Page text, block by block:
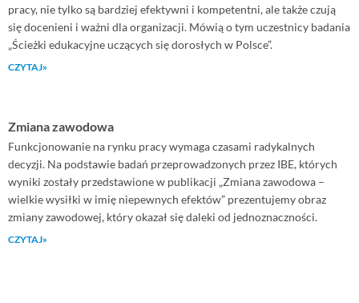
pracy, nie tylko są bardziej efektywni i kompetentni, ale także czują
się docenieni i ważni dla organizacji. Mówią o tym uczestnicy badania
„Ścieżki edukacyjne uczących się dorosłych w Polsce”.
CZYTAJ»
Zmiana zawodowa
Funkcjonowanie na rynku pracy wymaga czasami radykalnych
decyzji. Na podstawie badań przeprowadzonych przez IBE, których
wyniki zostały przedstawione w publikacji „Zmiana zawodowa –
wielkie wysiłki w imię niepewnych efektów” prezentujemy obraz
zmiany zawodowej, który okazał się daleki od jednoznaczności.
CZYTAJ»